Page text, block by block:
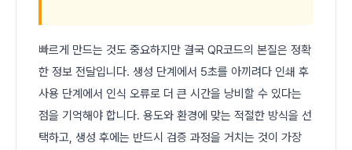
빠르게 만드는 것도 중요하지만 결국 QR코드의 본질은 정확
한 정보 전달입니다. 생성 단계에서 5초를 아끼려다 인쇄 후
사용 단계에서 인식 오류로 더 큰 시간을 낭비할 수 있다는
점을 기억해야 합니다. 용도와 환경에 맞는 적절한 방식을 선
택하고, 생성 후에는 반드시 검증 과정을 거치는 것이 가장